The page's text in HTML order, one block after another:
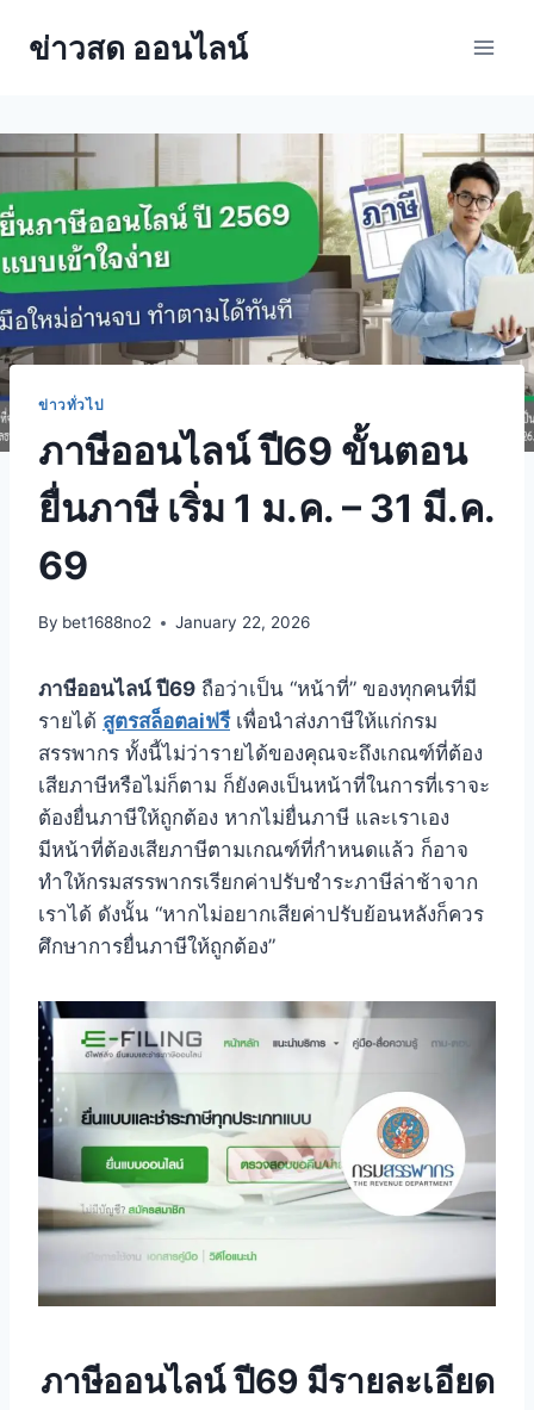
ข่าวสด ออนไลน์
ข่าวทั่วไป
ภาษีออนไลน์ ปี69 ขั้นตอน
ยื่นภาษี เริ่ม 1 ม.ค. – 31 มี.ค.
69
By bet1688no2 January 22, 2026
ภาษีออนไลน์ ปี69 ถือว่าเป็น “หน้าที่” ของทุกคนที่มี
รายได้ สูตรสล็อตaiฟรีเพื่อนำส่งภาษีให้แก่กรม
สรรพากร ทั้งนี้ไม่ว่ารายได้ของคุณจะถึงเกณฑ์ที่ต้อง
เสียภาษีหรือไม่ก็ตาม ก็ยังคงเป็นหน้าที่ในการที่เราจะ
ต้องยื่นภาษีให้ถูกต้อง หากไม่ยื่นภาษี และเราเอง
มีหน้าที่ต้องเสียภาษีตามเกณฑ์ที่กำหนดแล้ว ก็อาจ
ทำให้กรมสรรพากรเรียกค่าปรับชำระภาษีล่าช้าจาก
เราได้ ดังนั้น “หากไม่อยากเสียค่าปรับย้อนหลังก็ควร
ศึกษาการยื่นภาษีให้ถูกต้อง”
ภาษีออนไลน์ ปี69 มีรายละเอียด